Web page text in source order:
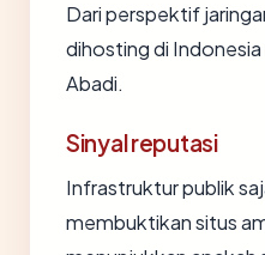
Dari perspektif
dihosting di Indonesia
Abadi.
Sinyal reputasi
Infrastruktur publik
membuktikan situs